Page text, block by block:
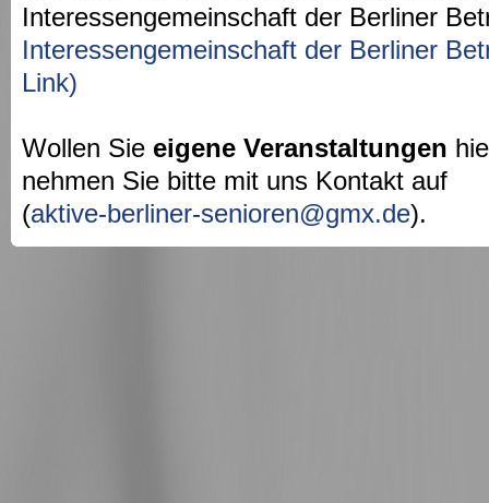
Interessengemeinschaft der Berliner
Interessengemeinschaft der Berliner
Link)
Wollen Sie eigene Veranstaltungen
nehmen Sie bitte mit uns Kontakt auf
(aktive-berliner-senioren@gmx.de).